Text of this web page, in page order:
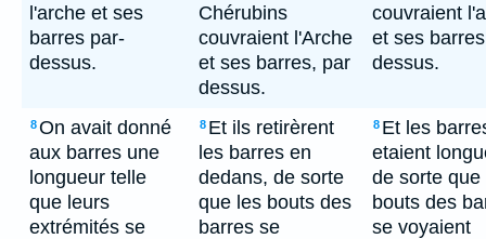
l'arche et ses
barres par-
dessus.
Chérubins
couvraient l'Arche
et ses barres, par
dessus.
couvraient
et ses
dessus.
8On avait donné
aux barres une
longueur telle
que leurs
extrémités se
8 Et ils retirèrent
les barres en
dedans, de sorte
que les bouts des
barres se
8 Et les
etaient
de sorte que
bouts des
se voyaient